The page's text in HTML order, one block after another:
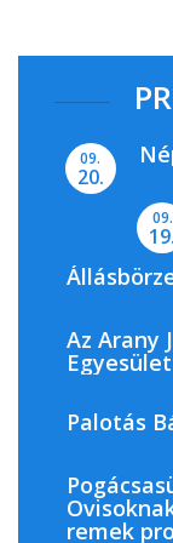
09.
20.
09.
19.
Az Arany
Palotás
remek